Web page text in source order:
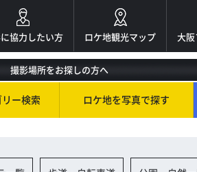
協力したい方 ロケ地観光マップ 大阪
撮影場所をお探しの方へ
リー検索 ロケ地を写真で探す